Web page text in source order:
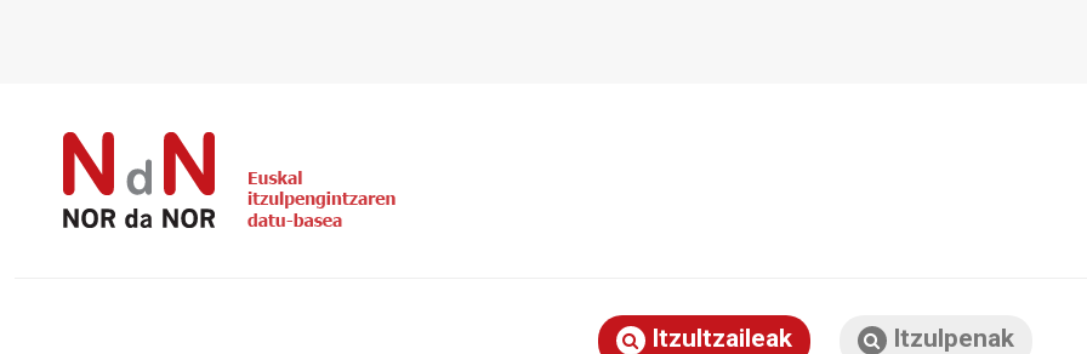
Itzultzaileak Itzulpenak